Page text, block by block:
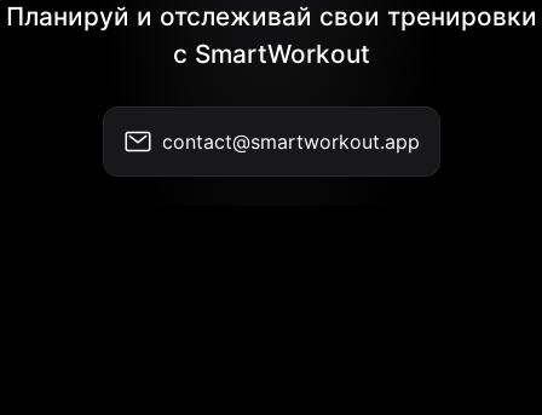
Планируй и отслеживай свои тренировки
с SmartWorkout
contact@smartworkout.app